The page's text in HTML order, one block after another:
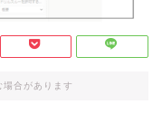
合があります